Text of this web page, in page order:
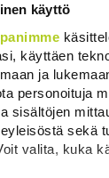
käyttö
käyttäen
ja
personoituja
sisältöjen
sekä
valita, kuka
Koreaa –
syömään